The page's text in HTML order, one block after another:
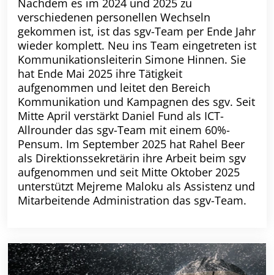
verschiedenen personellen Wechseln
gekommen ist, ist das sgv-Team per Ende Jahr
wieder komplett. Neu ins Team eingetreten ist
Kommunikationsleiterin Simone Hinnen. Sie
hat Ende Mai 2025 ihre Tätigkeit
aufgenommen und leitet den Bereich
Kommunikation und Kampagnen des sgv. Seit
Mitte April verstärkt Daniel Fund als ICT-
Allrounder das sgv-Team mit einem 60%-
Pensum. Im September 2025 hat Rahel Beer
als Direktionssekretärin ihre Arbeit beim sgv
aufgenommen und seit Mitte Oktober 2025
unterstützt Mejreme Maloku als Assistenz und
Mitarbeitende Administration das sgv-Team.